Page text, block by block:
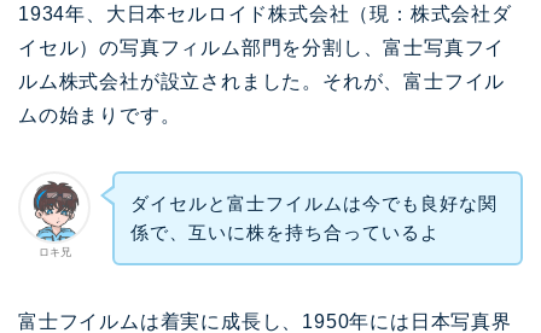
1934年、大日本セルロイド株式会社（現：株式会社ダ
イセル）の写真フィルム部門を分割し、富士写真フイ
ルム株式会社が設立されました。それが、富士フイル
ムの始まりです。
ロキ兄
ダイセルと富士フイルムは今でも良好な関
係で、互いに株を持ち合っているよ
富士フイルムは着実に成長し、1950年には日本写真界